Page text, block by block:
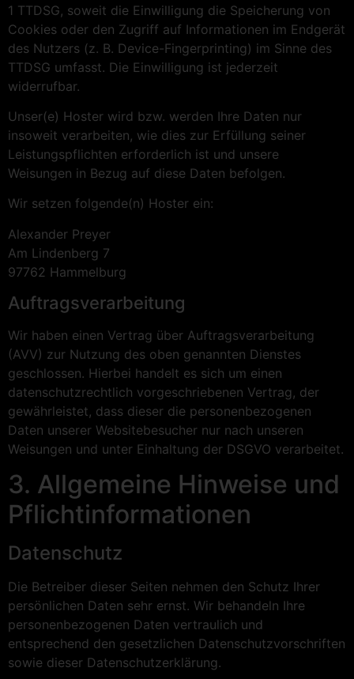
1 TTDSG, soweit die Einwilligung die Speicherung von
Cookies oder den Zugriff auf Informationen im Endgerät
des Nutzers (z. B. Device-Fingerprinting) im Sinne des
TTDSG umfasst. Die Einwilligung ist jederzeit
widerrufbar.
Unser(e) Hoster wird bzw. werden Ihre Daten nur
insoweit verarbeiten, wie dies zur Erfüllung seiner
Leistungspflichten erforderlich ist und unsere
Weisungen in Bezug auf diese Daten befolgen.
Wir setzen folgende(n) Hoster ein:
Alexander Preyer
Am Lindenberg 7
97762 Hammelburg
Auftragsverarbeitung
Wir haben einen Vertrag über Auftragsverarbeitung
(AVV) zur Nutzung des oben genannten Dienstes
geschlossen. Hierbei handelt es sich um einen
datenschutzrechtlich vorgeschriebenen Vertrag, der
gewährleistet, dass dieser die personenbezogenen
Daten unserer Websitebesucher nur nach unseren
Weisungen und unter Einhaltung der DSGVO verarbeitet.
3. Allgemeine Hinweise und
Pflicht­informationen
Datenschutz
Die Betreiber dieser Seiten nehmen den Schutz Ihrer
persönlichen Daten sehr ernst. Wir behandeln Ihre
personenbezogenen Daten vertraulich und
entsprechend den gesetzlichen Datenschutzvorschriften
sowie dieser Datenschutzerklärung.